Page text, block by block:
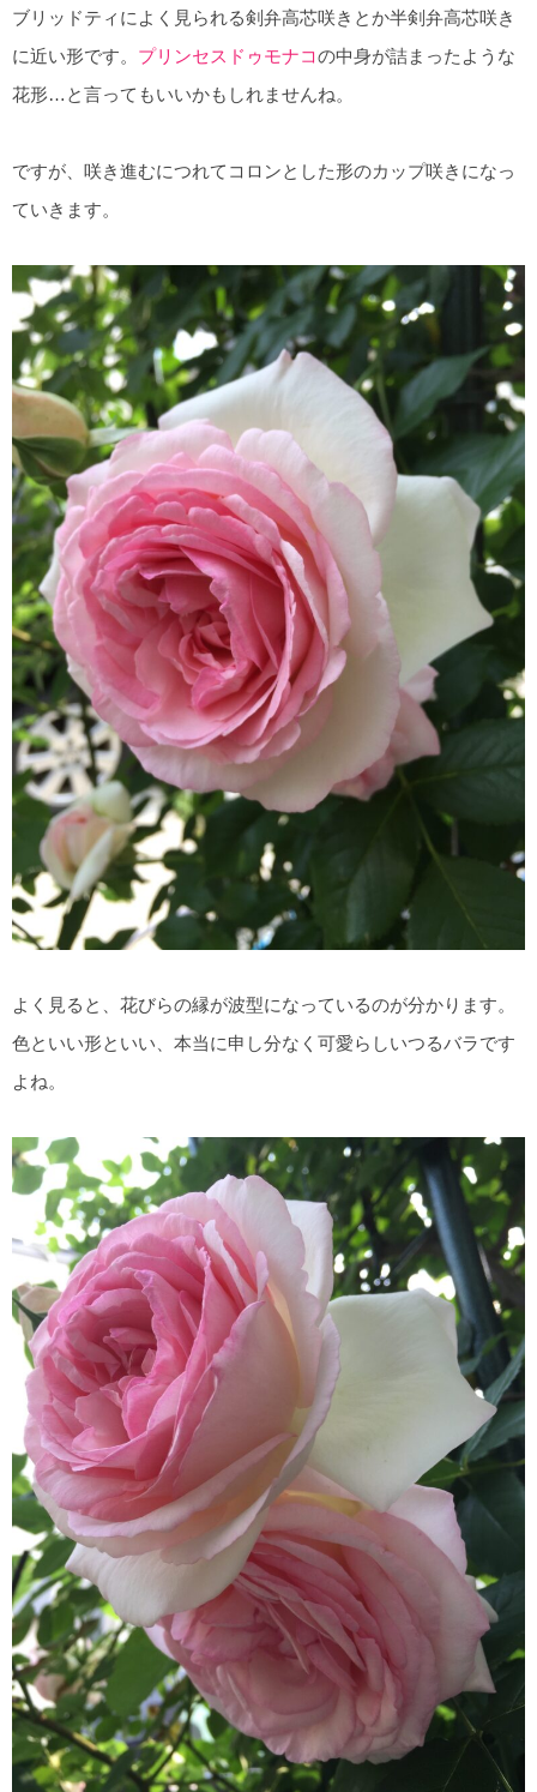
ブリッドティによく見られる剣弁高芯咲きとか半剣弁高芯咲き
に近い形です。 プリンセスドゥモナコの中身が詰まったような
花形…と言ってもいいかもしれませんね。
ですが、咲き進むにつれてコロンとした形のカップ咲きになっ
ていきます。
よく見ると、花びらの縁が波型になっているのが分かります。
色といい形といい、本当に申し分なく可愛らしいつるバラです
よね。